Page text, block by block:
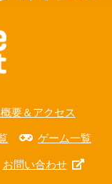
要＆アクセス
ゲーム一覧
お問い合わせ